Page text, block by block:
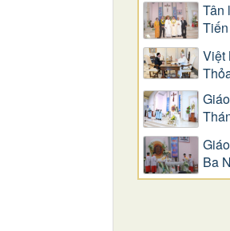
Tân
Việt
Ba